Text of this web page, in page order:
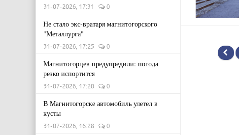
31-07-2026, 17:31 0
Не стало экс-вратаря магнитогорского
"Металлурга"
31-07-2026, 17:25 0
Магнитогорцев предупредили: погода
резко испортится
31-07-2026, 17:20 0
В Магнитогорске автомобиль улетел в
кусты
31-07-2026, 16:28 0